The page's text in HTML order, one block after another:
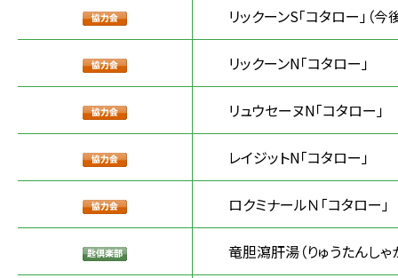
リックーンS「コタロー」（
リックーンN「コタロー」
リュウセーヌN「コタロー」
レイジットN「コタロー」
ロクミナールＮ「コタロー」
竜胆瀉肝湯（りゅうたんしゃ